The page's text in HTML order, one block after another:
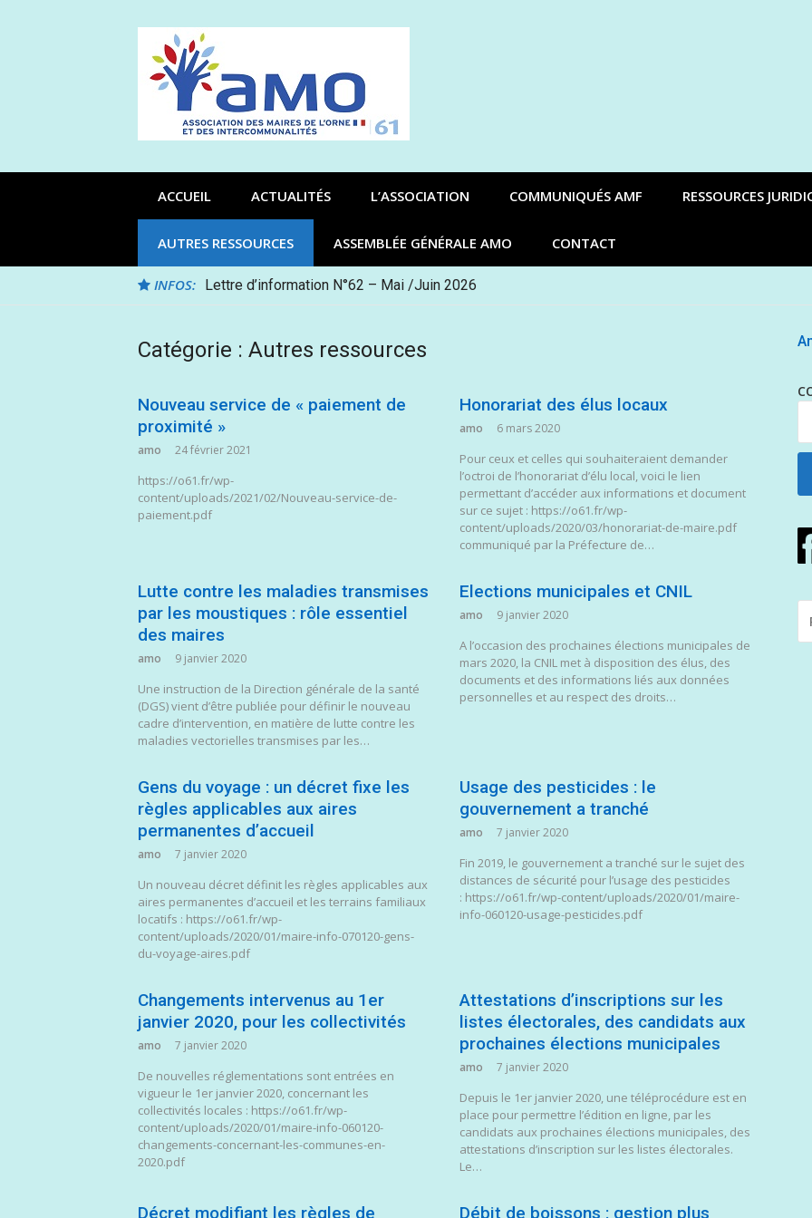
ACCUEIL ACTUALITÉS L’ASSOCIATION COMMUNIQUÉS AMF RESSOURCES
AUTRES RESSOURCES ASSEMBLÉE GÉNÉRALE AMO CONTACT
INFOS: Lettre d’information N°62 – Mai /Juin 2026
Catégorie : Autres ressources
Nouveau service de « paiement de
proximité »
amo 24 février 2021
https://o61.fr/wp-
content/uploads/2021/02/Nouveau-service-de-
paiement.pdf
Honorariat des élus locaux
amo 6 mars 2020
Pour ceux et celles qui souhaiteraient demander
l’octroi de l’honorariat d’élu local, voici le lien
permettant d’accéder aux informations et document
sur ce sujet : https://o61.fr/wp-
content/uploads/2020/03/honorariat-de-maire.pdf
communiqué par la Préfecture de…
Lutte contre les maladies transmises
par les moustiques : rôle essentiel
des maires
amo 9 janvier 2020
Une instruction de la Direction générale de la santé
(DGS) vient d’être publiée pour définir le nouveau
cadre d’intervention, en matière de lutte contre les
maladies vectorielles transmises par les…
Elections municipales et CNIL
amo 9 janvier 2020
A l’occasion des prochaines élections municipales de
mars 2020, la CNIL met à disposition des élus, des
documents et des informations liés aux données
personnelles et au respect des droits…
Gens du voyage : un décret fixe les
règles applicables aux aires
permanentes d’accueil
amo 7 janvier 2020
Un nouveau décret définit les règles applicables aux
aires permanentes d’accueil et les terrains familiaux
locatifs : https://o61.fr/wp-
content/uploads/2020/01/maire-info-070120-gens-
du-voyage-aires.pdf
Usage des pesticides : le
gouvernement a tranché
amo 7 janvier 2020
Fin 2019, le gouvernement a tranché sur le sujet des
distances de sécurité pour l’usage des pesticides
: https://o61.fr/wp-content/uploads/2020/01/maire-
info-060120-usage-pesticides.pdf
Changements intervenus au 1er
janvier 2020, pour les collectivités
amo 7 janvier 2020
De nouvelles réglementations sont entrées en
vigueur le 1er janvier 2020, concernant les
collectivités locales : https://o61.fr/wp-
content/uploads/2020/01/maire-info-060120-
changements-concernant-les-communes-en-
2020.pdf
Attestations d’inscriptions sur les
listes électorales, des candidats aux
prochaines élections municipales
amo 7 janvier 2020
Depuis le 1er janvier 2020, une téléprocédure est en
place pour permettre l’édition en ligne, par les
candidats aux prochaines élections municipales, des
attestations d’inscription sur les listes électorales.
Le…
Décret modifiant les règles de Débit de boissons : gestion plus
: